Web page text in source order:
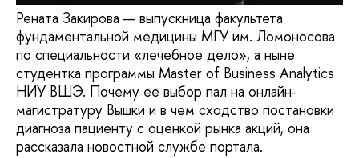
Рената Закирова — выпускница факультета
фундаментальной медицины МГУ им. Ломоносова
по специальности «лечебное дело», а ныне
студентка программы Master of Business Analytics
НИУ ВШЭ. Почему ее выбор пал на онлайн-
магистратуру Вышки и в чем сходство постановки
диагноза пациенту с оценкой рынка акций, она
рассказала новостной службе портала.